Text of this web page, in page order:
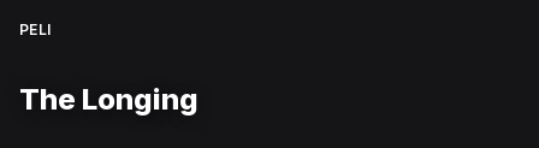
PELI
The Longing